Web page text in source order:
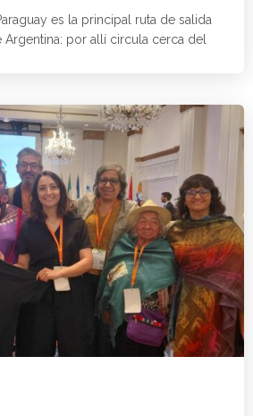
es la principal ruta de salida
por allí circula cerca del